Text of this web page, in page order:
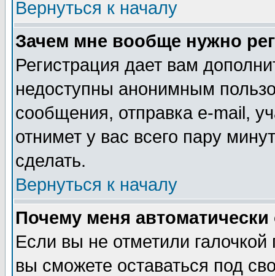
Вернуться к началу
Зачем мне вообще нужно
Регистрация дает вам
недоступны анонимным
сообщения, отправка e-mail,
отнимет у вас всего пару
сделать.
Вернуться к началу
Почему меня автоматически
Если вы не отметили галочкой
вы сможете оставаться под